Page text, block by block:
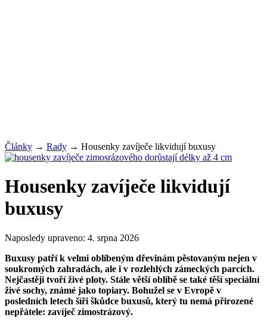
Články → Rady → Housenky zavíječe likvidují buxusy
Housenky zavíječe likvidují
buxusy
Naposledy upraveno: 4. srpna 2026
Buxusy patří k velmi oblíbeným dřevinám pěstovaným nejen v
soukromých zahradách, ale i v rozlehlých zámeckých parcích.
Nejčastěji tvoří živé ploty. Stále větší oblibě se také těší speciální
živé sochy, známé jako topiary. Bohužel se v Evropě v
posledních letech šíři škůdce buxusů, který tu nemá přirozené
nepřátele: zavíječ zimostrázový.